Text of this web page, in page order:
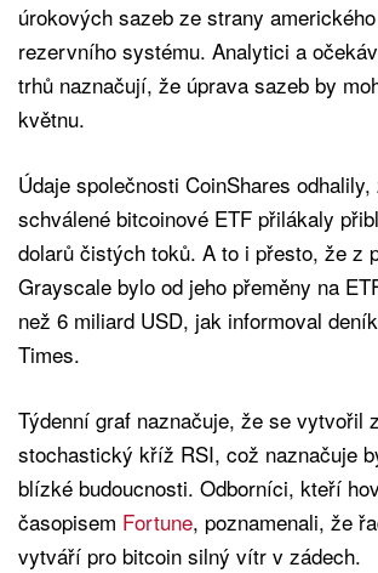
úrokových sazeb ze strany
rezervního systému. Analytici a
trhů naznačují, že úprava sazeb by
květnu.
Údaje společnosti CoinShares
schválené bitcoinové ETF přilákaly
dolarů čistých toků. A to i přesto, že z
Grayscale bylo od jeho přeměny na
než 6 miliard USD, jak informoval
Times.
Týdenní graf naznačuje, že se vytvořil
stochastický kříž RSI, což naznačuje
blízké budoucnosti. Odborníci, kteří
časopisem Fortune, poznamenali, že
vytváří pro bitcoin silný vítr v zádech.